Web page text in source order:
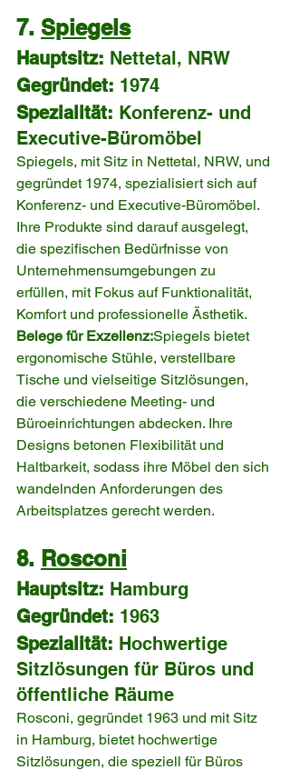
7. Spiegels
Hauptsitz: Nettetal, NRW
Gegründet: 1974
Spezialität: Konferenz- und
Executive-Büromöbel
Spiegels, mit Sitz in Nettetal, NRW, und
gegründet 1974, spezialisiert sich auf
Konferenz- und Executive-Büromöbel.
Ihre Produkte sind darauf ausgelegt,
die spezifischen Bedürfnisse von
Unternehmensumgebungen zu
erfüllen, mit Fokus auf Funktionalität,
Komfort und professionelle Ästhetik.
Belege für Exzellenz:Spiegels bietet
ergonomische Stühle, verstellbare
Tische und vielseitige Sitzlösungen,
die verschiedene Meeting- und
Büroeinrichtungen abdecken. Ihre
Designs betonen Flexibilität und
Haltbarkeit, sodass ihre Möbel den sich
wandelnden Anforderungen des
Arbeitsplatzes gerecht werden.
8. Rosconi
Hauptsitz: Hamburg
Gegründet: 1963
Spezialität: Hochwertige
Sitzlösungen für Büros und
öffentliche Räume
Rosconi, gegründet 1963 und mit Sitz
in Hamburg, bietet hochwertige
Sitzlösungen, die speziell für Büros